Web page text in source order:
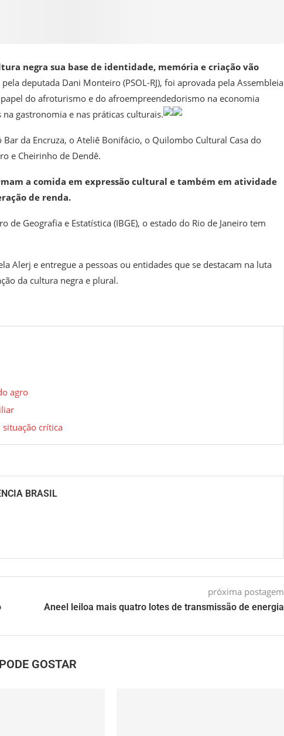
negra sua base de identidade, memória e criação vão
deputada Dani Monteiro (PSOL-RJ), foi aprovada pela Assembleia
do afroturismo e do afroempreendedorismo na economia
gastronomia e nas práticas culturais.
da Encruza, o Ateliê Bonifácio, o Quilombo Cultural Casa do
e Cheirinho de Dendê.
a comida em expressão cultural e também em atividade
de renda.
Geografia e Estatística (IBGE), o estado do Rio de Janeiro tem
Alerj e entregue a pessoas ou entidades que se destacam na luta
da cultura negra e plural.
agro
crítica
BRASIL
próxima postagem
Aneel leiloa mais quatro lotes de transmissão de energia
GOSTAR